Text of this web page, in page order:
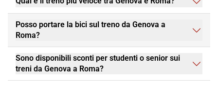
Posso portare la bici sul treno da Genova a
Roma?
Sono disponibili sconti per studenti o senior sui
treni da Genova a Roma?